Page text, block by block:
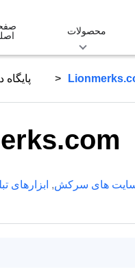
محصولات
پایگاه
های سرکش, ابزارهای